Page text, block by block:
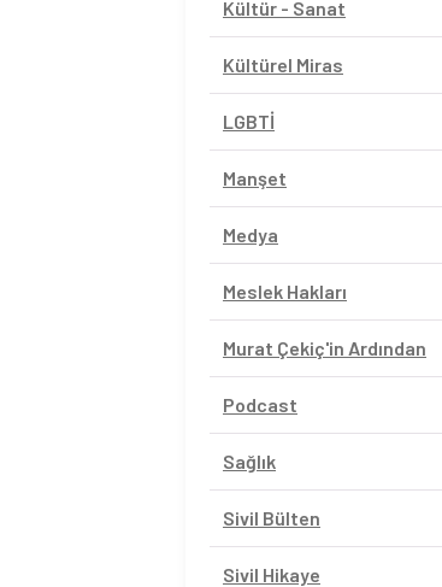
Kültür - Sanat
Kültürel Miras
LGBTİ
Manşet
Medya
Meslek Hakları
Murat Çekiç'in Ardından
Podcast
Sağlık
Sivil Bülten
Sivil Hikaye